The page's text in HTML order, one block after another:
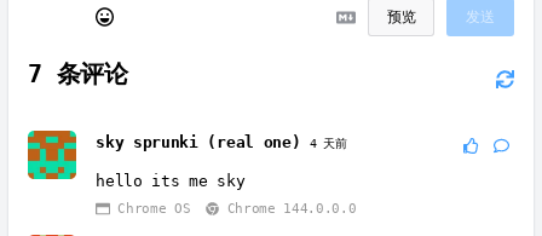
预览 发送
7 条评论
sky sprunki (real one) 4 天前
hello its me sky
Chrome OS Chrome 144.0.0.0